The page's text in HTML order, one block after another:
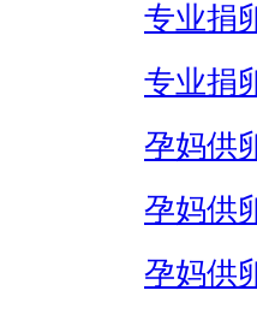
专业捐
专业捐
孕妈供
孕妈供
孕妈供